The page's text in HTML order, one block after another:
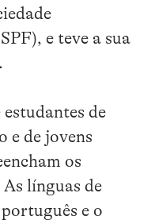
e teve a sua
de
e de jovens
os
línguas de
e o